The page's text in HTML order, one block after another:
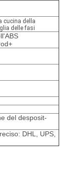
cucina della
delle fasi
del desposit-
DHL, UPS,